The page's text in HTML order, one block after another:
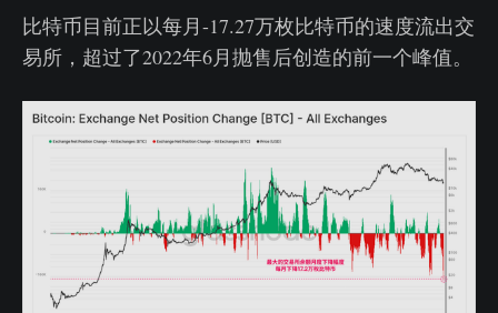
比特币目前正以每月-17.27万枚比特币的速度流出交
易所，超过了2022年6月抛售后创造的前一个峰值。